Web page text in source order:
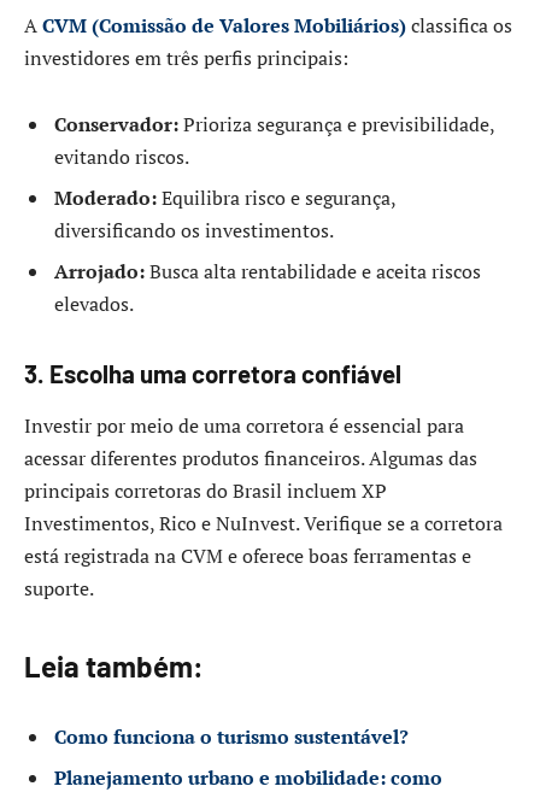
ACVM (Comissão de Valores Mobiliários)classifica os
investidores em três perfis principais:
Conservador:Prioriza segurança e previsibilidade,
evitando riscos.
Moderado:Equilibra risco e segurança,
diversificando os investimentos.
Arrojado:Busca alta rentabilidade e aceita riscos
elevados.
3. Escolha uma corretora confiável
Investir por meio de uma corretora é essencial para
acessar diferentes produtos financeiros. Algumas das
principais corretoras do Brasil incluem XP
Investimentos, Rico e NuInvest. Verifique se a corretora
está registrada na CVM e oferece boas ferramentas e
suporte.
Leia também:
Como funciona o turismo sustentável?
Planejamento urbano e mobilidade: como